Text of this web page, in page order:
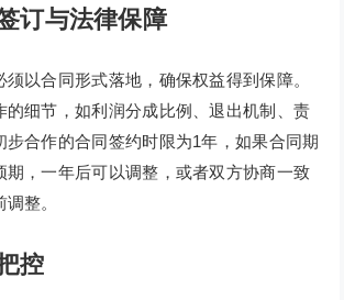
订与法律保障
以合同形式落地，确保权益得到保障。
的细节，如利润分成比例、退出机制、责
步合作的合同签约时限为1年，如果合同期
期，一年后可以调整，或者双方协商一致
整。
控